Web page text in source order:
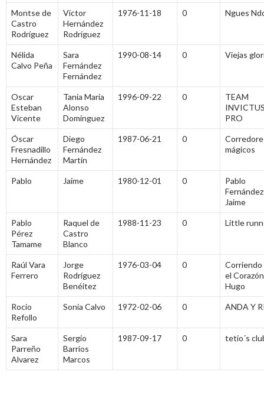
Montse de
Castro
Rodríguez
Victor
Hernández
Rodríguez
1976-11-18 0 Ngues
Nélida
Calvo Peña
Sara
Fernández
Fernández
1990-08-14 0 Viejas
Oscar
Esteban
Vicente
Tania Maria
Alonso
Dominguez
1996-09-22 0
TEAM
PRO
Óscar
Fresnadillo
Hernández
Diego
Fernández
Martín
1987-06-21 0
mágicos
Pablo Jaime 1980-12-01 0
Pablo
Fernández
Jaime
Pablo
Pérez
Tamame
Raquel de
Castro
Blanco
1988-11-23 0 Little
Raúl Vara
Ferrero
Jorge
Rodríguez
Benéitez
1976-03-04 0
Corriendo
el
Hugo
Rocio
Refollo
Sonia Calvo 1972-02-06 0 ANDA Y
Sara
Parreño
Alvarez
Sergio
Barrios
Marcos
1987-09-17 0 tetio´s